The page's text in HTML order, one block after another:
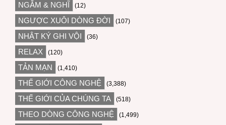
NGẪM & NGHĨ (12)
NGƯỢC XUÔI DÒNG ĐỜI (107)
NHẬT KÝ GHI VỘI (36)
RELAX (120)
TẢN MẠN (1,410)
THẾ GIỚI CÔNG NGHỆ (3,388)
THẾ GIỚI CỦA CHÚNG TA (518)
THEO DÒNG CÔNG NGHỆ (1,499)